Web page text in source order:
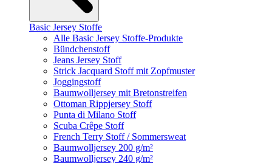
Basic Jersey Stoffe
Alle Basic Jersey Stoffe-Produkte
Bündchenstoff
Jeans Jersey Stoff
Strick Jacquard Stoff mit Zopfmuster
Joggingstoff
Baumwolljersey mit Bretonstreifen
Ottoman Rippjersey Stoff
Punta di Milano Stoff
Scuba Crêpe Stoff
French Terry Stoff / Sommersweat
Baumwolljersey 200 g/m²
Baumwolljersey 240 g/m²